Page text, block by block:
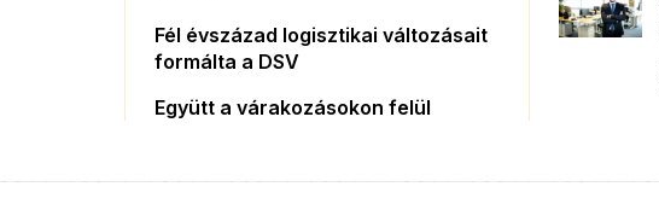
Fél évszázad logisztikai változásait
formálta a DSV
Együtt a várakozásokon felül